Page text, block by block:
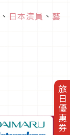
旅日優惠券
、 日本演員 、 藝